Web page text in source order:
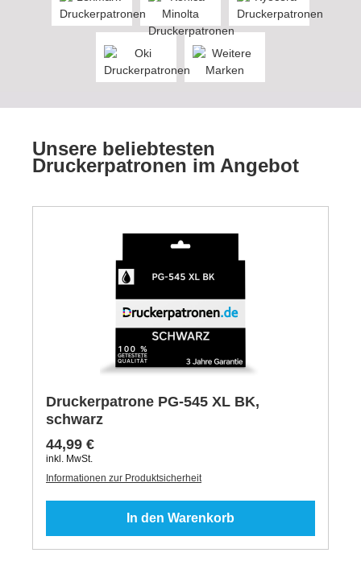
Unsere beliebtesten
Druckerpatronen im Angebot
Druckerpatrone PG-545 XL BK,
schwarz
44,99 €
inkl. MwSt.
Informationen zur Produktsicherheit
In den Warenkorb